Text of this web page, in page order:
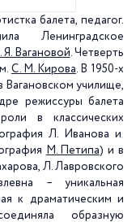
балета, педагог.
Ленинградское
Я. Вагановой. Четверть
С. М. Кирова. В 1950-х
Вагановском училище,
режиссуры балета
в классических
Л. Иванова и
М. Петипа) и в
Л. Лавровского
– уникальная
к драматическим и
образную